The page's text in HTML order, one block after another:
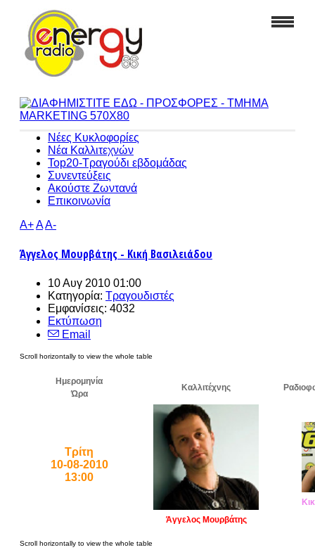
Νέες Κυκλοφορίες
Νέα Καλλιτεχνών
Top20-Τραγούδι εβδομάδας
Συνεντεύξεις
Ακούστε Ζωντανά
Επικοινωνία
A+AA-
Άγγελος Μουρβάτης - Κική Βασιλειάδου
10 Αυγ 2010 01:00
Κατηγορία: Τραγουδιστές
Εμφανίσεις: 4032
Εκτύπωση
Email
Ημερομηνία
Ώρα
Καλλιτέχνης
Τρίτη
10-08-2010
13:00
Άγγελος Μουρβάτης